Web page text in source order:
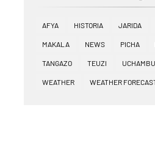
AFYA HISTORIA JARIDA
MAKALA NEWS PICHA
TANGAZO TEUZI
WEATHER WEATHER